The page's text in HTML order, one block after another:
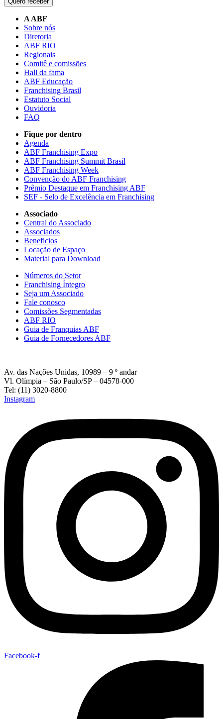
A ABF
Sobre nós
Diretoria
ABF RIO
Regionais
Comitê e comissões
Hall da fama
ABF Educação
Franchising Brasil
Estatuto Social
Ouvidoria
FAQ
Fique por dentro
Agenda
ABF Franchising Expo
ABF Franchising Summit Brasil
ABF Franchising Week
Convenção do ABF Franchising
Prêmio Destaque em Franchising ABF
SEF - Selo de Excelência em Franchising
Associado
Central do Associado
Associados
Beneficios
Locação de Espaço
Material para Download
Números do Setor
Franchising Íntegro
Seja um Associado
Fale conosco
Comissões Segmentadas
ABF RIO
Guia de Franquias ABF
Guia de Fornecedores ABF
Av. das Nações Unidas, 10989 – 9 º andar
Vl. Olímpia – São Paulo/SP – 04578-000
Tel: (11) 3020-8800
Instagram
Facebook-f